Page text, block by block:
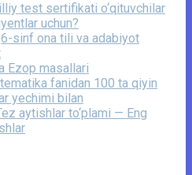
test sertifikati o‘qituvchilar
uchun?
6-sinf ona tili va adabiyot
Ezop masallari
fanidan 100 ta qiyin
yechimi bilan
aytishlar to‘plami — Eng